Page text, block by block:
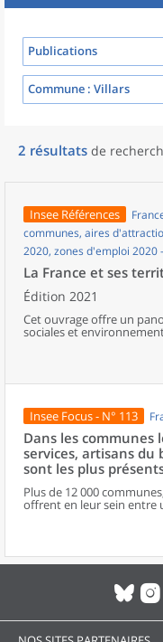
Publications
Commune : Villars
2 résultats de
Insee Références
communes, aires
2020, zones d'emploi 2020
La France et ses
Édition 2021
Cet ouvrage offre un
sociales et
disparités géographiques
population.
Insee Focus - N° 113
Dans les communes
services, artisans
sont les plus
Plus de 12 000
offrent en leur sein entre
Dans ces communes, les
boulangeries ou les
significative que dans
services de proximité.
dans des communes
encore plus large. Aux
service de proximité,